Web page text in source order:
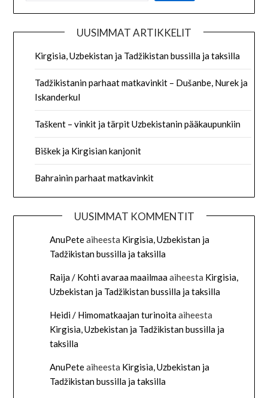
UUSIMMAT ARTIKKELIT
Kirgisia, Uzbekistan ja Tadžikistan bussilla ja taksilla
Tadžikistanin parhaat matkavinkit – Dušanbe, Nurek ja
Iskanderkul
Taškent – vinkit ja tärpit Uzbekistanin pääkaupunkiin
Biškek ja Kirgisian kanjonit
Bahrainin parhaat matkavinkit
UUSIMMAT KOMMENTIT
AnuPeteaiheesta Kirgisia, Uzbekistan ja
Tadžikistan bussilla ja taksilla
Raija / Kohti avaraa maailmaaaiheesta Kirgisia,
Uzbekistan ja Tadžikistan bussilla ja taksilla
Heidi / Himomatkaajan turinoitaaiheesta
Kirgisia, Uzbekistan ja Tadžikistan bussilla ja
taksilla
AnuPeteaiheesta Kirgisia, Uzbekistan ja
Tadžikistan bussilla ja taksilla